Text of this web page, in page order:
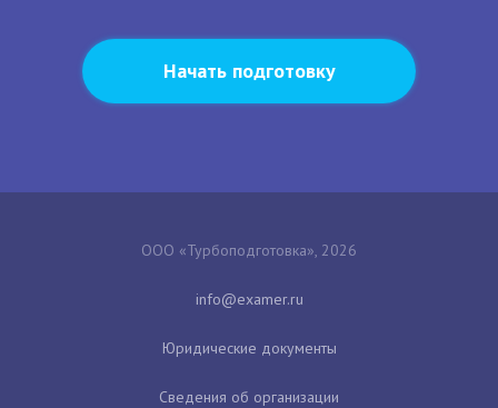
Начать подготовку
ООО «Турбоподготовка», 2026
Юридические документы
Сведения об организации